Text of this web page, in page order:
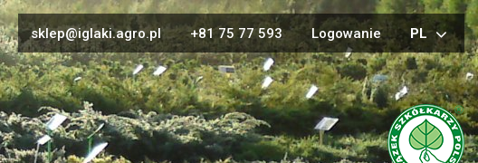
sklep@iglaki.agro.pl +81 75 77 593 Logowanie PL